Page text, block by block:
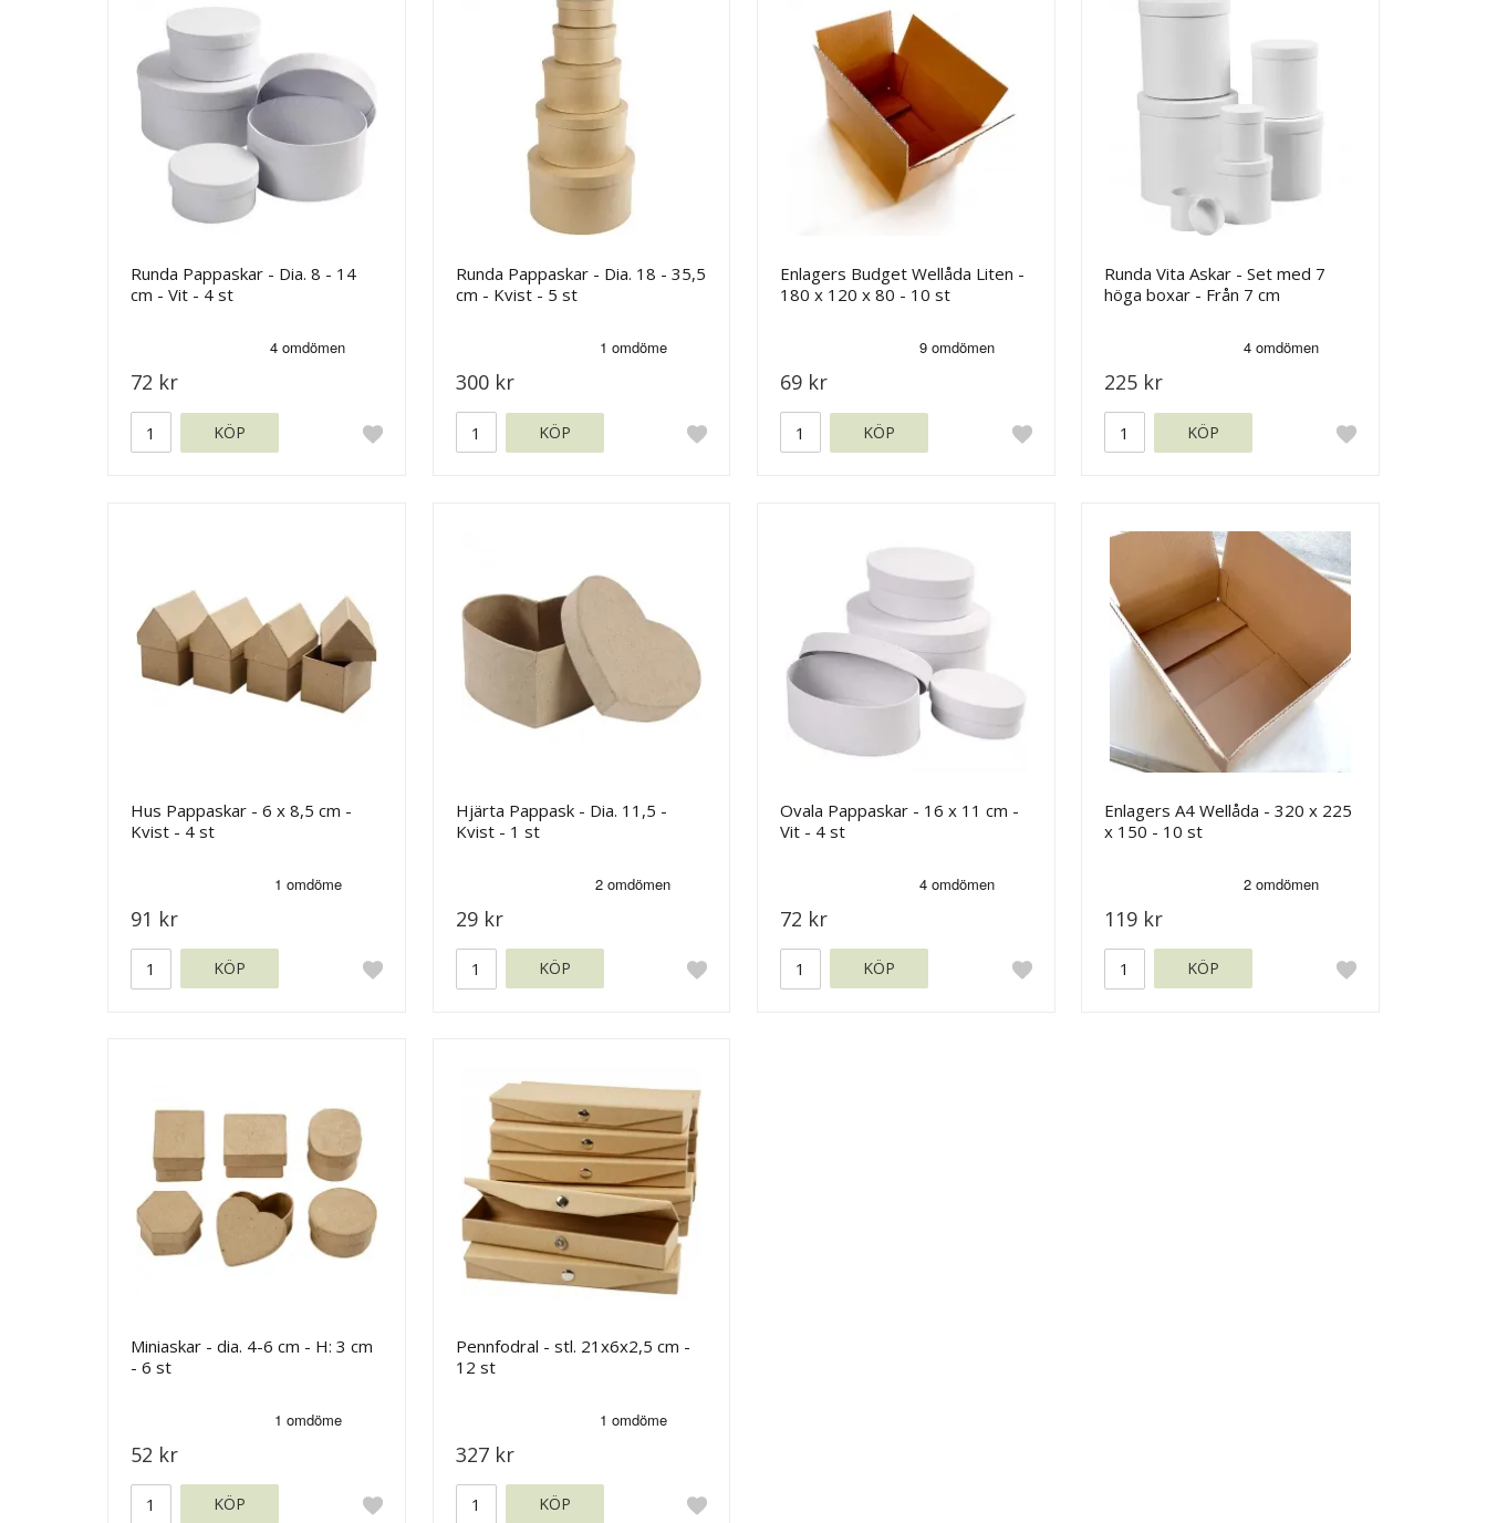
Runda Pappaskar - Dia. 8 - 14
cm - Vit - 4 st
72 kr
KÖP
Runda Pappaskar - Dia. 18 - 35,5
cm - Kvist - 5 st
300 kr
KÖP
Enlagers Budget Wellåda Liten -
180 x 120 x 80 - 10 st
69 kr
KÖP
Runda Vita Askar - Set med 7
höga boxar - Från 7 cm
225 kr
KÖP
Hus Pappaskar - 6 x 8,5 cm -
Kvist - 4 st
91 kr
KÖP
Hjärta Pappask - Dia. 11,5 -
Kvist - 1 st
29 kr
KÖP
Ovala Pappaskar - 16 x 11 cm -
Vit - 4 st
72 kr
KÖP
Enlagers A4 Wellåda - 320 x 225
x 150 - 10 st
119 kr
KÖP
Miniaskar - dia. 4-6 cm - H: 3 cm
- 6 st
52 kr
KÖP
Pennfodral - stl. 21x6x2,5 cm -
12 st
327 kr
KÖP